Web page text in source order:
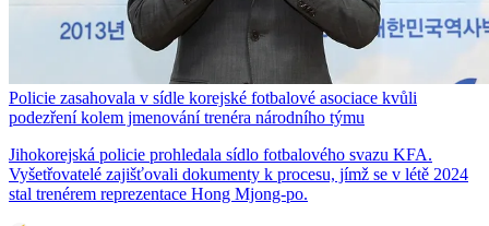
Policie zasahovala v sídle korejské fotbalové asociace kvůli
podezření kolem jmenování trenéra národního týmu
Jihokorejská policie prohledala sídlo fotbalového svazu KFA.
Vyšetřovatelé zajišťovali dokumenty k procesu, jímž se v létě 2024
stal trenérem reprezentace Hong Mjong-po.